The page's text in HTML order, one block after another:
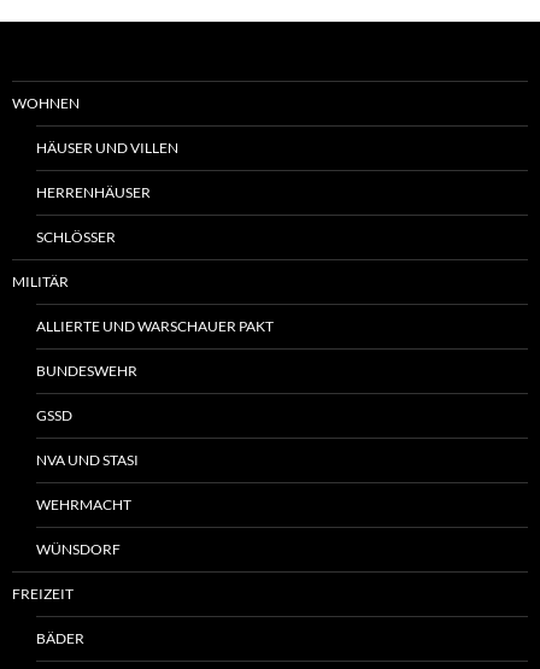
WOHNEN
HÄUSER UND VILLEN
HERRENHÄUSER
SCHLÖSSER
MILITÄR
ALLIERTE UND WARSCHAUER PAKT
BUNDESWEHR
GSSD
NVA UND STASI
WEHRMACHT
WÜNSDORF
FREIZEIT
BÄDER